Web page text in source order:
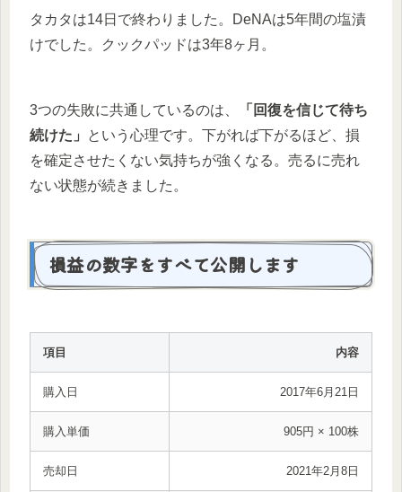
タカタは14日で終わりました。DeNAは5年間の塩漬
けでした。クックパッドは3年8ヶ月。
3つの失敗に共通しているのは、
「回復を信じて待ち
続けた」
という心理です。下がれば下がるほど、損
を確定させたくない気持ちが強くなる。売るに売れ
ない状態が続きました。
損益の数字をすべて公開します
項目 内容
購入日 2017年6月21日
購入単価 905円 × 100株
売却日 2021年2月8日